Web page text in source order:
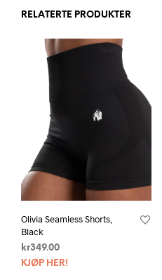
RELATERTE PRODUKTER
Olivia Seamless Shorts,
Black
kr349.00
KJØP HER!